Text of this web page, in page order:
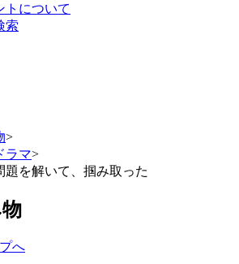
トについて
索
>
ラマ>
題を解いて、掴み取った
へ